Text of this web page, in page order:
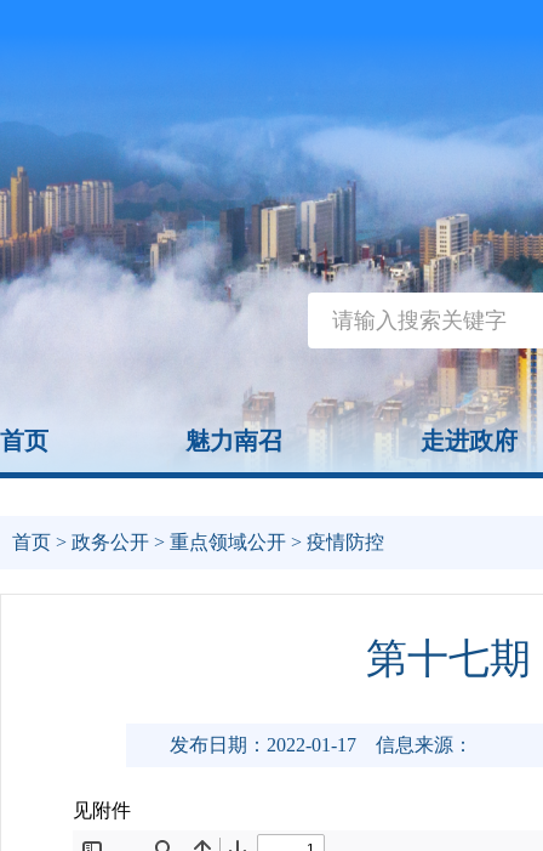
首页 魅力南召 走进政府
首页 > 政务公开 > 重点领域公开 > 疫情防控
第十七
发布日期：2022-01-17 信息来源：
见附件